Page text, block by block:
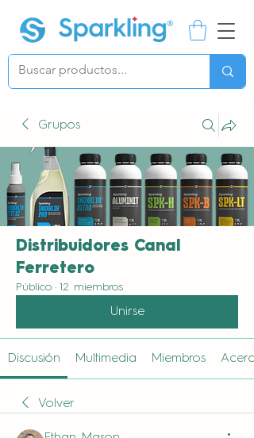
Grupos
Distribuidores Canal
Ferretero
Público · 12 miembros
Unirse
Discusión Multimedia Miembros
Volver